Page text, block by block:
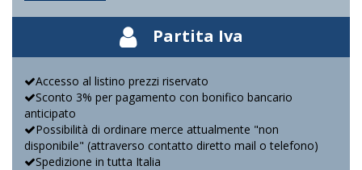
Partita Iva
Accesso al listino prezzi riservato
Sconto 3% per pagamento con bonifico bancario
anticipato
Possibilità di ordinare merce attualmente "non
disponibile" (attraverso contatto diretto mail o telefono)
Spedizione in tutta Italia